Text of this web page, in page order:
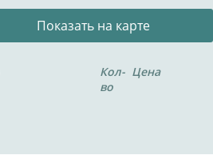
Показать на карте
Кол-
во
Цена